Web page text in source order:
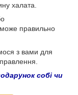
халата.
правильно
з вами для
собі чи